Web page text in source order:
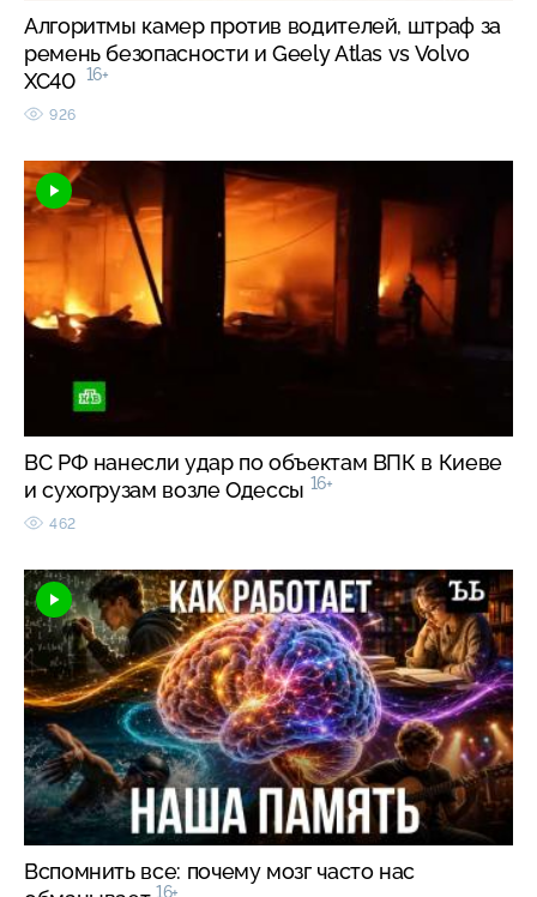
Алгоритмы камер против водителей, штраф за
ремень безопасности и Geely Atlas vs Volvo
XC40 16+
926
ВС РФ нанесли удар по объектам ВПК в Киеве
и сухогрузам возле Одессы 16+
462
Вспомнить все: почему мозг часто нас
16+